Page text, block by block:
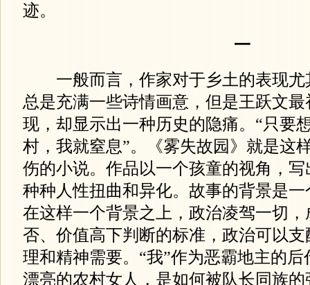
迹。
一
一般而言，作家对于乡土的表现尤
总是充满一些诗情画意，但是王跃文
现，却显示出一种历史的隐痛。“只要
村，我就窒息”。《雾失故园》就是这
伤的小说。作品以一个孩童的视角，
种种人性扭曲和异化。故事的背景是
在这样一个背景之上，政治凌驾一切
否、价值高下判断的标准，政治可以
理和精神需要。“我”作为恶霸地主的
漂亮的农村女人，是如何被队长同族